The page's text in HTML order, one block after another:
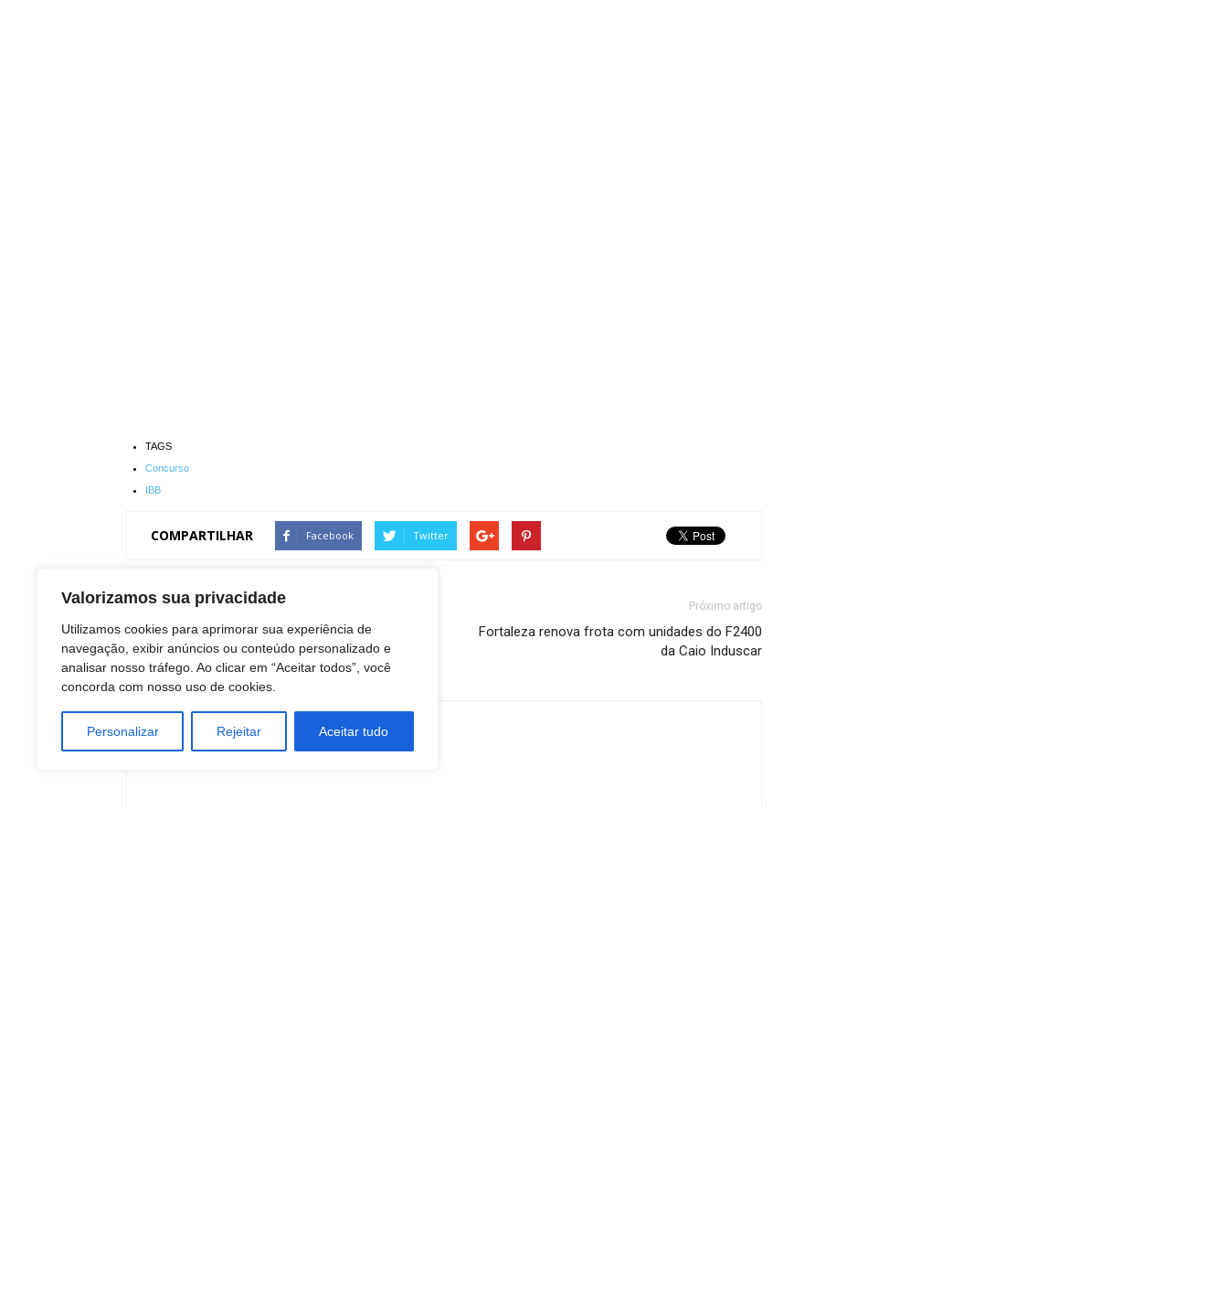
Valorizamos sua privacidade
Utilizamos cookies para aprimorar sua experiência de
navegação, exibir anúncios ou conteúdo personalizado e
analisar nosso tráfego. Ao clicar em “Aceitar todos”, você
concorda com nosso uso de cookies.
Personalizar Rejeitar Aceitar tudo
TAGS
Concurso
IBB
COMPARTILHAR Facebook Twitter
Artigo anterior
Com 79,83% de cobertura, campanha contra
Influenza é prorrogada
Próximo artigo
Fortaleza renova frota com unidades do F2400
da Caio Induscar
plustag